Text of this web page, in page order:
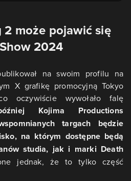
może pojawić się
2024
na swoim profilu na
X grafikę promocyjną Tokyo
oczywiście wywołało falę
Kojima Productions
targach będzie
na którym dostępne będą
studia, jak i marki Death
jednak, że to tylko część